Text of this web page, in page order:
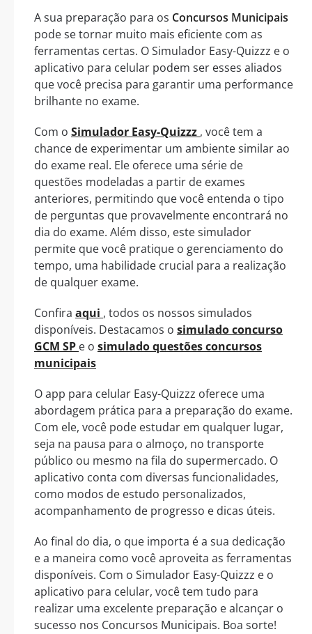
A sua preparação para os Concursos Municipais
pode se tornar muito mais eficiente com as
ferramentas certas. O Simulador Easy-Quizzz e o
aplicativo para celular podem ser esses aliados
que você precisa para garantir uma performance
brilhante no exame.
Com o Simulador Easy-Quizzz , você tem a
chance de experimentar um ambiente similar ao
do exame real. Ele oferece uma série de
questões modeladas a partir de exames
anteriores, permitindo que você entenda o tipo
de perguntas que provavelmente encontrará no
dia do exame. Além disso, este simulador
permite que você pratique o gerenciamento do
tempo, uma habilidade crucial para a realização
de qualquer exame.
Confira aqui , todos os nossos simulados
disponíveis. Destacamos o simulado concurso
GCM SP e o simulado questões concursos
municipais
O app para celular Easy-Quizzz oferece uma
abordagem prática para a preparação do exame.
Com ele, você pode estudar em qualquer lugar,
seja na pausa para o almoço, no transporte
público ou mesmo na fila do supermercado. O
aplicativo conta com diversas funcionalidades,
como modos de estudo personalizados,
acompanhamento de progresso e dicas úteis.
Ao final do dia, o que importa é a sua dedicação
e a maneira como você aproveita as ferramentas
disponíveis. Com o Simulador Easy-Quizzz e o
aplicativo para celular, você tem tudo para
realizar uma excelente preparação e alcançar o
sucesso nos Concursos Municipais. Boa sorte!